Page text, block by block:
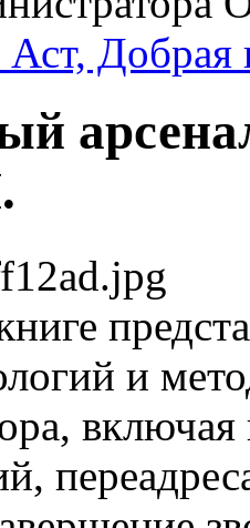
Добрая
и